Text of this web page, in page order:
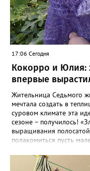
17:06 Сегодня
Кокорро и Юлия:
впервые
Жительница Седьмого
мечтала создать в
суровом климате эта
сезоне – получилось!
выращивания
полакомиться пусть
«Златоуст.инфо»
называемых северных